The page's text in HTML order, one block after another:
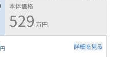
本体価格
529 万円
円 詳細を見る